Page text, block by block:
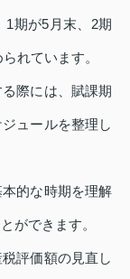
1期が5月末、2期
れています。
際には、賦課期
ュールを整理し
的な時期を理解
ができます。
評価額の見直し